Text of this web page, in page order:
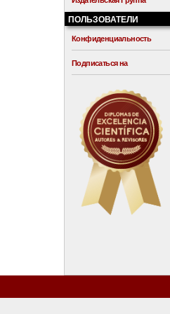
ПОЛЬЗОВАТЕЛИ
Конфиденциальность
Подписаться на